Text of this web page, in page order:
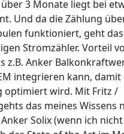
3 Monate liegt bei
Und da die Zählung
funktioniert, geht
Stromzähler. Vorteil
z.B. Anker
integrieren kann, damit
optimiert wird. Mit Fritz /
das meines Wissens
Solix (wenn ich